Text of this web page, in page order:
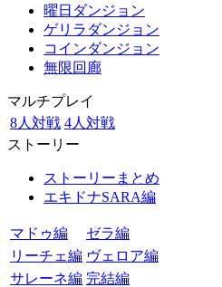
曜日ダンジョン
ゲリラダンジョン
コインダンジョン
無限回廊
マルチプレイ
8人対戦 4人対戦
ストーリー
ストーリーまとめ
エキドナSARA編
マドゥ編
ゼラ編
リーチェ編 ヴェロア編
サレーネ編 完結編